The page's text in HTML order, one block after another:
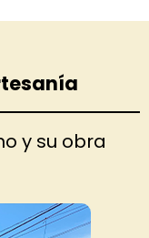
y su obra